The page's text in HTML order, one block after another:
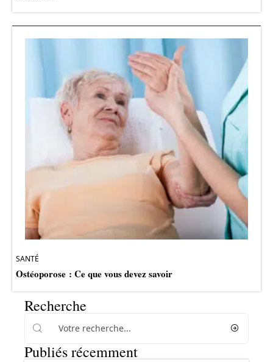
SANTÉ
Ostéoporose : Ce que vous devez savoir
Recherche
Publiés récemment